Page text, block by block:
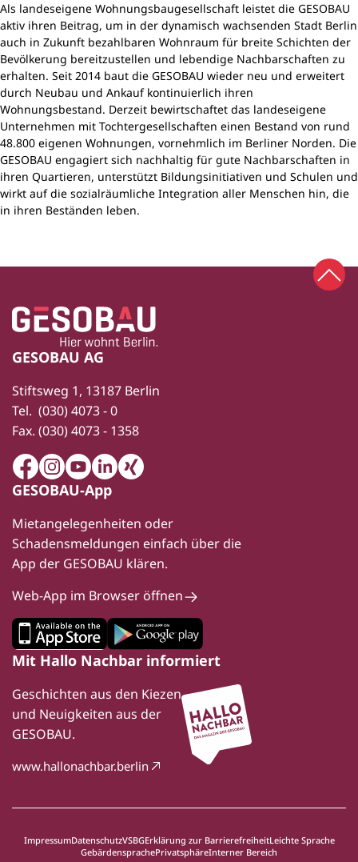
Als landeseigene Wohnungsbaugesellschaft leistet die GESOBAU
aktiv ihren Beitrag, um in der dynamisch wachsenden Stadt Berlin
auch in Zukunft bezahlbaren Wohnraum für breite Schichten der
Bevölkerung bereitzustellen und lebendige Nachbarschaften zu
erhalten. Seit 2014 baut die GESOBAU wieder neu und erweitert
durch Neubau und Ankauf kontinuierlich ihren
Wohnungsbestand. Derzeit bewirtschaftet das landeseigene
Unternehmen mit Tochtergesellschaften einen Bestand von rund
48.800 eigenen Wohnungen, vornehmlich im Berliner Norden. Die
GESOBAU engagiert sich nachhaltig für gute Nachbarschaften in
ihren Quartieren, unterstützt Bildungsinitiativen und Schulen und
wirkt auf die sozialräumliche Integration aller Menschen hin, die
in ihren Beständen leben.
Fußbereich
Zur Startseite
GESOBAU AG
Stiftsweg 1, 13187 Berlin
Tel. (030) 4073 - 0
Fax. (030) 4073 - 1358
FacebookInstagram
YoutubeLinkedIn
Xing
GESOBAU-App
Mietangelegenheiten oder
Schadensmeldungen einfach über die
App der GESOBAU klären.
Web-App im Browser öffnen
Mit Hallo Nachbar informiert
Geschichten aus den Kiezen
und Neuigkeiten aus der
GESOBAU.
www.hallonachbar.berlin
ImpressumDatenschutzVSBGErklärung zur BarrierefreiheitLeichte Sprache
GebärdensprachePrivatsphäreInterner Bereich